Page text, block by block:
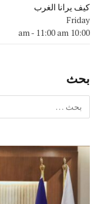
كيف يرانا الغرب
Friday
10:00 am
- 11:00 am
بحث